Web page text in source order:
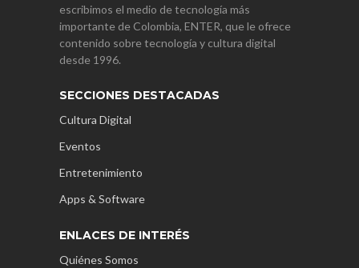
escribimos el medio de tecnología más
importante de Colombia, ENTER, que le ofrece
contenido sobre tecnología y cultura digital
desde 1996.
SECCIONES DESTACADAS
Cultura Digital
Eventos
Entretenimiento
Apps & Software
ENLACES DE INTERÉS
Quiénes Somos